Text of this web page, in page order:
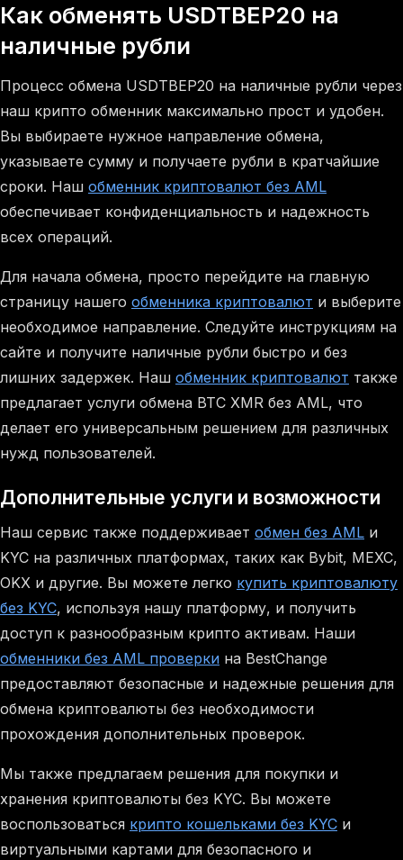
Как обменять USDTBEP20 на
наличные рубли
Процесс обмена USDTBEP20 на наличные рубли через
наш крипто обменник максимально прост и удобен.
Вы выбираете нужное направление обмена,
указываете сумму и получаете рубли в кратчайшие
сроки. Наш обменник криптовалют без AML
обеспечивает конфиденциальность и надежность
всех операций.
Для начала обмена, просто перейдите на главную
страницу нашего обменника криптовалют и выберите
необходимое направление. Следуйте инструкциям на
сайте и получите наличные рубли быстро и без
лишних задержек. Наш обменник криптовалют также
предлагает услуги обмена BTC XMR без AML, что
делает его универсальным решением для различных
нужд пользователей.
Дополнительные услуги и возможности
Наш сервис также поддерживает обмен без AML и
KYC на различных платформах, таких как Bybit, MEXC,
OKX и другие. Вы можете легко купить криптовалюту
без KYC, используя нашу платформу, и получить
доступ к разнообразным крипто активам. Наши
обменники без AML проверки на BestChange
предоставляют безопасные и надежные решения для
обмена криптовалюты без необходимости
прохождения дополнительных проверок.
Мы также предлагаем решения для покупки и
хранения криптовалюты без KYC. Вы можете
воспользоваться крипто кошельками без KYC и
виртуальными картами для безопасного и